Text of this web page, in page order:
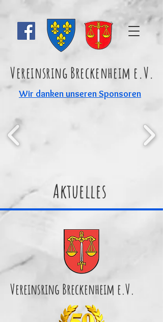
Vereinsring Breckenheim e.V.
Wir danken unseren Sponsoren
Aktuelles
Vereinsring Breckenheim e.V.